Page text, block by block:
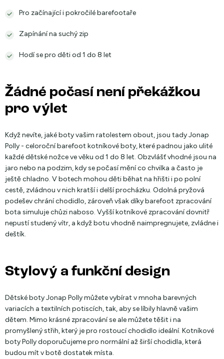
Pro začínající i pokročilé barefootaře
Zapínání na suchý zip
Hodí se pro děti od 1 do 8 let
Žádné počasí není překážkou
pro výlet
Když nevíte, jaké boty vašim ratolestem obout, jsou tady Jonap
Polly - celoroční barefoot kotníkové boty, které padnou jako ulité
každé dětské nožce ve věku od 1 do 8 let. Obzvlášť vhodné jsou na
jaro nebo na podzim, kdy se počasí mění co chvilka a často je
ještě chladno. V botech mohou děti běhat na hřišti i po polní
cestě, zvládnou v nich kratší i delší procházku. Odolná pryžová
podešev chrání chodidlo, zároveň však díky barefoot zpracování
bota simuluje chůzi naboso. Vyšší kotníkové zpracování dovnitř
nepustí studený vítr, a když botu vhodně naimpregnujete, zvládne i
deštík.
Stylový a funkční design
Dětské boty Jonap Polly můžete vybírat v mnoha barevných
variacích a textilních potiscích, tak, aby se líbily hlavně vašim
dětem. Mimo krásné zpracování se ale můžete těšit i na
promyšlený střih, který je pro rostoucí chodidlo ideální. Kotníkové
boty Polly doporučujeme pro normální až širší chodidla, která
budou mít v botě dostatek místa.